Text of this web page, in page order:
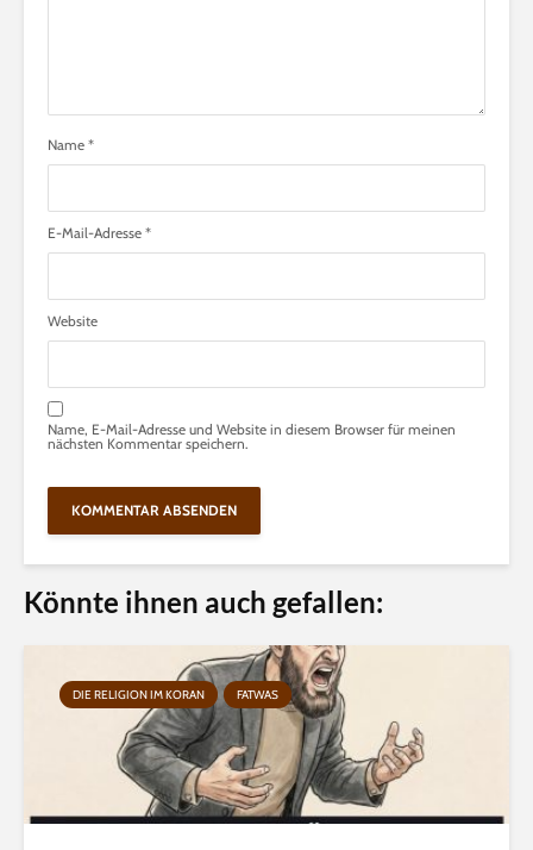
Name *
E-Mail-Adresse *
Website
Name, E-Mail-Adresse und Website in diesem Browser für meinen
nächsten Kommentar speichern.
Könnte ihnen auch gefallen:
DIE RELIGION IM KORAN FATWAS